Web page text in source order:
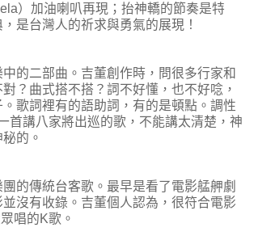
）加油喇叭再現；抬神轎的節奏是特
是台灣人的祈求與勇氣的展現！
二部曲。吉董創作時，問很多行家和
？曲式搭不搭？詞不好懂，也不好唸，
歌詞裡有的語助詞，有的是頓點。調性
首講八家將出巡的歌，不能講太清楚，神
的。
傳統台客歌。最早是看了電影艋舺劇
沒有收錄。吉董個人認為，很符合電影
唱的K歌。